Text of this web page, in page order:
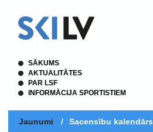
SĀKUMS
AKTUALITĀTES
PAR LSF
INFORMĀCIJA SPORTISTIEM
Jaunumi / Sacensību kalendārs